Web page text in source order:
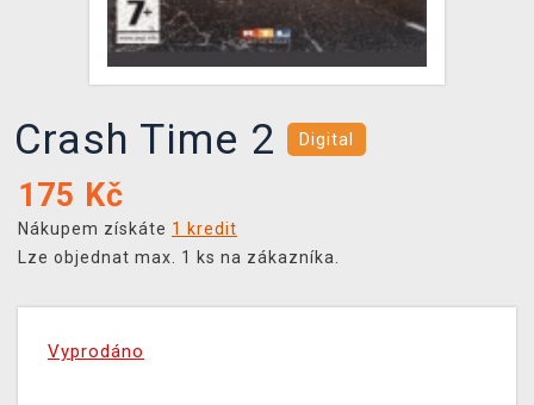
Crash Time 2 Digital
175 Kč
Nákupem získáte 1 kredit
Lze objednat max. 1 ks na zákazníka.
Vyprodáno